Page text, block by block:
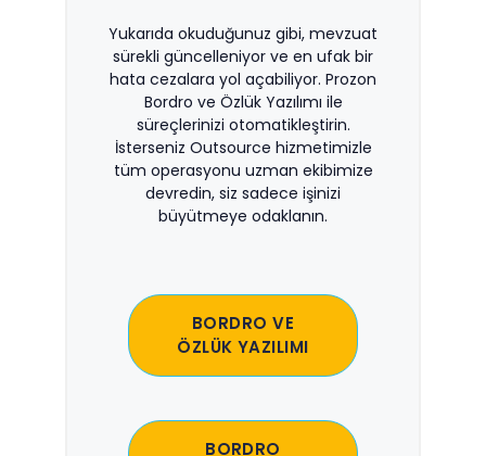
Yukarıda okuduğunuz gibi, mevzuat
sürekli güncelleniyor ve en ufak bir
hata cezalara yol açabiliyor. Prozon
Bordro ve Özlük Yazılımı ile
süreçlerinizi otomatikleştirin.
İsterseniz Outsource hizmetimizle
tüm operasyonu uzman ekibimize
devredin, siz sadece işinizi
büyütmeye odaklanın.
BORDRO VE
ÖZLÜK YAZILIMI
BORDRO